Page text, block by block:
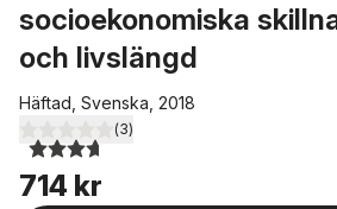
socioekonomiska
och livslängd
Häftad, Svenska, 2018
3,7utav 5 stjärnor. Totalt antal röster:
(3)
714 kr